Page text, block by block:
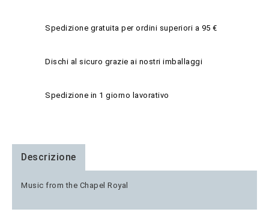
Spedizione gratuita per ordini superiori a 95 €
Dischi al sicuro grazie ai nostri imballaggi
Spedizione in 1 giorno lavorativo
Descrizione
Music from the Chapel Royal